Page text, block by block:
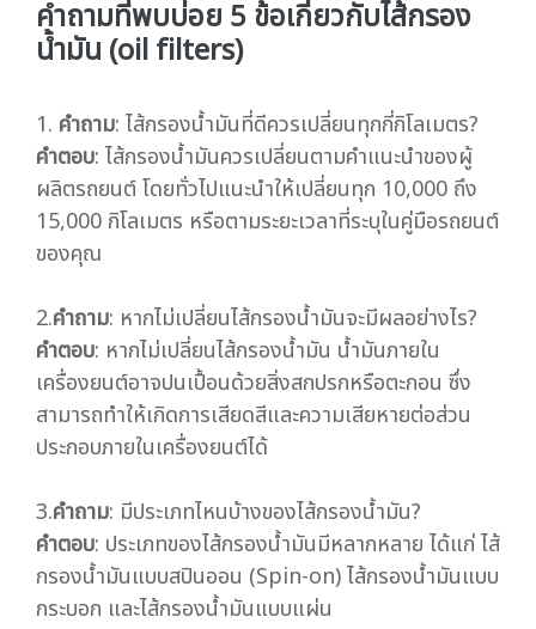
คำถามที่พบบ่อย 5 ข้อเกี่ยวกับไส้กรอง
น้ำมัน (oil filters)
1. คำถาม: ไส้กรองน้ำมันที่ดีควรเปลี่ยนทุกกี่กิโลเมตร?
คำตอบ: ไส้กรองน้ำมันควรเปลี่ยนตามคำแนะนำของผู้
ผลิตรถยนต์ โดยทั่วไปแนะนำให้เปลี่ยนทุก 10,000 ถึง
15,000 กิโลเมตร หรือตามระยะเวลาที่ระบุในคู่มือรถยนต์
ของคุณ
2.คำถาม: หากไม่เปลี่ยนไส้กรองน้ำมันจะมีผลอย่างไร?
คำตอบ: หากไม่เปลี่ยนไส้กรองน้ำมัน น้ำมันภายใน
เครื่องยนต์อาจปนเปื้อนด้วยสิ่งสกปรกหรือตะกอน ซึ่ง
สามารถทำให้เกิดการเสียดสีและความเสียหายต่อส่วน
ประกอบภายในเครื่องยนต์ได้
3.คำถาม: มีประเภทไหนบ้างของไส้กรองน้ำมัน?
คำตอบ: ประเภทของไส้กรองน้ำมันมีหลากหลาย ได้แก่ ไส้
กรองน้ำมันแบบสปินออน (Spin-on) ไส้กรองน้ำมันแบบ
กระบอก และไส้กรองน้ำมันแบบแผ่น